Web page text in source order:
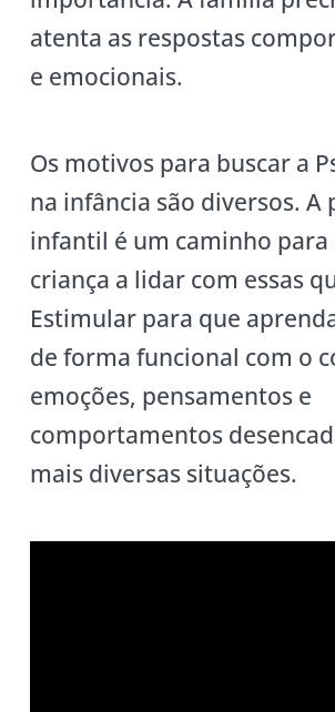
atenta as respostas
e emocionais.
Os motivos para buscar a
na infância são diversos. A
infantil é um caminho para
criança a lidar com essas
Estimular para que
de forma funcional com o
emoções, pensamentos e
comportamentos
mais diversas situações.